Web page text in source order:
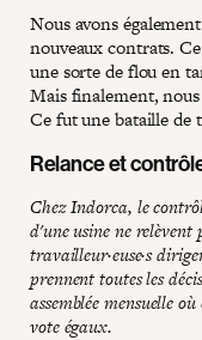
Nous avons
nouveaux contrats.
une sorte de flou en
Mais finalement,
Ce fut une bataille de
Relance et
Chez Indorca, le
d'une usine ne
travailleur·euse·s
prennent toutes les
assemblée mensuelle
vote égaux.